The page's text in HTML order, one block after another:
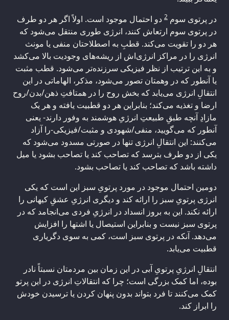
در پرتوی سوم 2 دو احتمال موجود است. اولاً اگر هر دو طرف
در پرتوی سوم ارتعاش کنند، انرژی طوری منتقل می‌شود که
هر دو را تقویت می‌کند. قطبِ به اصطلاحتان منفی یا مونث
انرژی را در مراکز انرژی‌اش از ریشه‌های وجودیت بالا می‌کشد
و به این ترتیب از نظر فیزیکی سرزنده‌تر می‌شود. قطب مثبت
یا آنطور که در وهمتان تصور می‌شود، مذکر، الهاماتی در این
انتقالِ انرژی می‌یابد که بخش روح را در همتافتِ ذهن/بدن/روح
ارضا و تغذیه می‌کند؛ بنابراین هر دو قطبیت یافته و هر یک
مازادِ آنچه طبقِ طبیعتِ انرژیِ هوشمند به وفور دارند- یعنی
آنطور که می‌گویید، منفی/شهودی و مثبت/فیزیکی-را آزاد
می‌کنند: این انتقالِ انرژی تنها در صورتی مسدود می‌شود که
یکی از دو طرف بترسد که تصاحب کند یا تصاحب بشود یا میل
داشته باشد که تصاحب کند یا تصاحب بشود.
دومین احتمال موجود در مورد پرتویِ سبز این است که یکی
انرژی پرتویِ سبز را ارائه کند و دیگری انرژیِ عشقِ کیهانی را
ارائه نکند. این به بروز انسداد در انرژیِ فردی می‌انجامد که در
پرتوی سبز نیست و بنابراین استیصال یا اشتها را افزایش
می‌دهد. آنکه در پرتوی سبز است، کمی به سوی دگریاری
قطبیت می‌یابد.
انتقالِ انرژیِ پرتویِ آبی در این زمان بین مردمتان نسبتاً نادر
بوده، اما کمک بزرگی است؛ چرا که انتقالاتِ انرژی در این پرتو
کمک می‌کنند تا فرد بتواند بدون پنهان کردن یا ترسیدن خودش
را ابراز کند.